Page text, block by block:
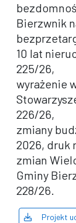
Bierzwnik
10 lat
225/26,
wyrażenie
226/26,
zmiany
2026, druk
zmian
Gminy
228/26.
Projekt